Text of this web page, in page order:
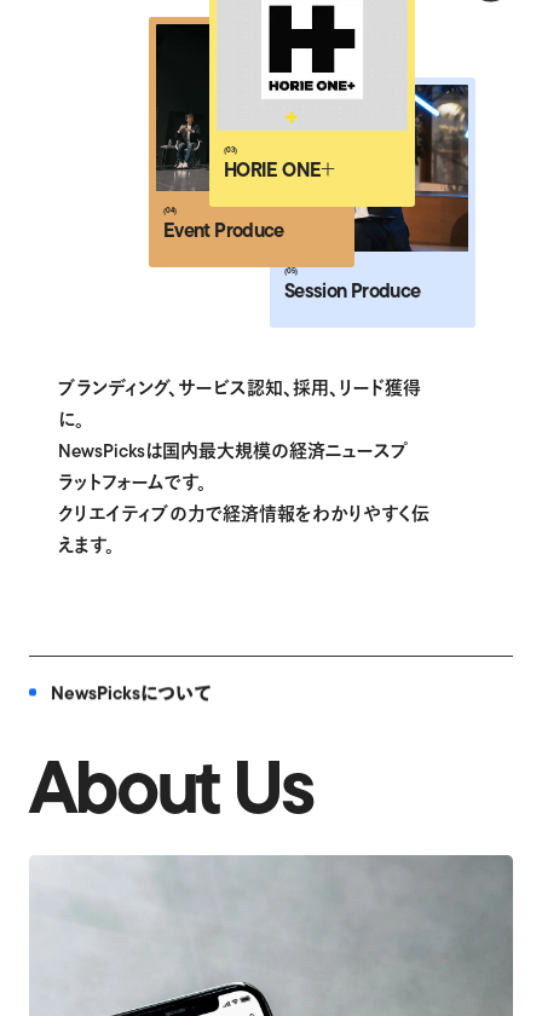
(04)
Event Produce
(05)
Session Produce
(06)
Brand Story
ブランディング、サービス認知、採用、リード獲得
に。
NewsPicksは国内最大規模の経済ニュースプ
ラットフォームです。
クリエイティブの力で経済情報をわかりやすく伝
えます。
NewsPicksについて
About Us